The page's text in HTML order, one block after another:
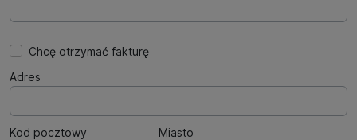
Chcę otrzymać fakturę
Adres
Kod pocztowy Miasto